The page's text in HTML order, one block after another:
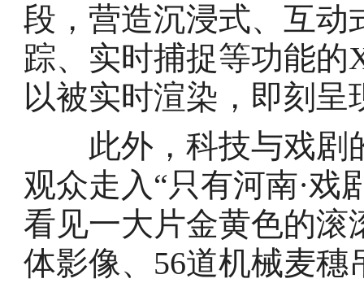
段，营造沉浸式、互动
踪、实时捕捉等功能
以被实时渲染，即刻呈
此外，科技与戏剧
观众走入“只有河南·戏
看见一大片金黄色的滚
体影像、56道机械麦